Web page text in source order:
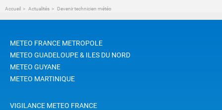
Accueil Actualités Devenir technicien météo
METEO FRANCE METROPOLE
METEO GUADELOUPE & ILES DU NORD
METEO GUYANE
METEO MARTINIQUE
VIGILANCE METEO FRANCE